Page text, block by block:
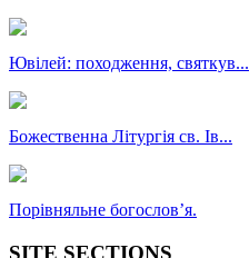
Ювілей: походження, святкув...
Божественна Літургія св. Ів...
Порівняльне богословʼя.
SITE SECTIONS